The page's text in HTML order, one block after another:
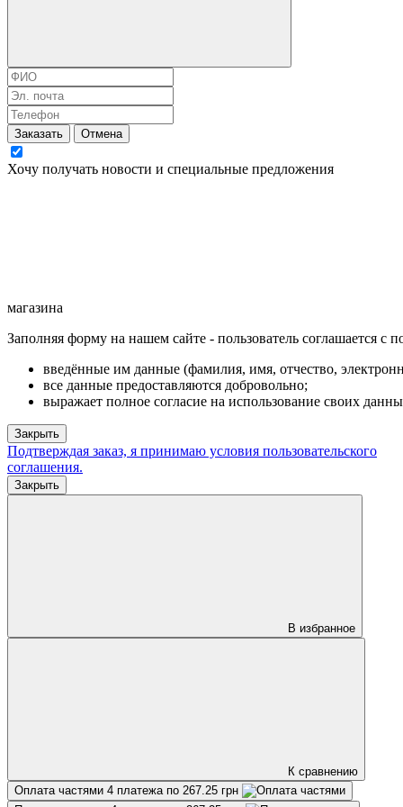
Заказать Отмена
Хочу получать новости и специальные предложения
магазина
Заполняя форму на нашем сайте - пользователь соглашается с
введённые им данные (фамилия, имя, отчество,
все данные предоставляются добровольно;
выражает полное согласие на использование своих
Закрыть
Подтверждая заказ, я принимаю условия пользовательского
соглашения.
Закрыть
В избранное
К сравнению
Оплата частями 4 платежа по 267.25 грн